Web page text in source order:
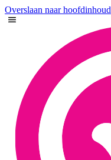
Overslaan naar hoofdinhoud